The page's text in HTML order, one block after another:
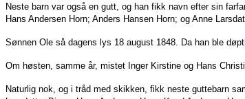
Neste barn var også en gutt, og han fikk navn efter sin
Hans Andersen Horn; Anders Hansen Horn; og Anne
Sønnen Ole så dagens lys 18 august 1848. Da han ble døpt
Om høsten, samme år, mistet Inger Kirstine og Hans
Naturlig nok, og i tråd med skikken, fikk neste guttebarn